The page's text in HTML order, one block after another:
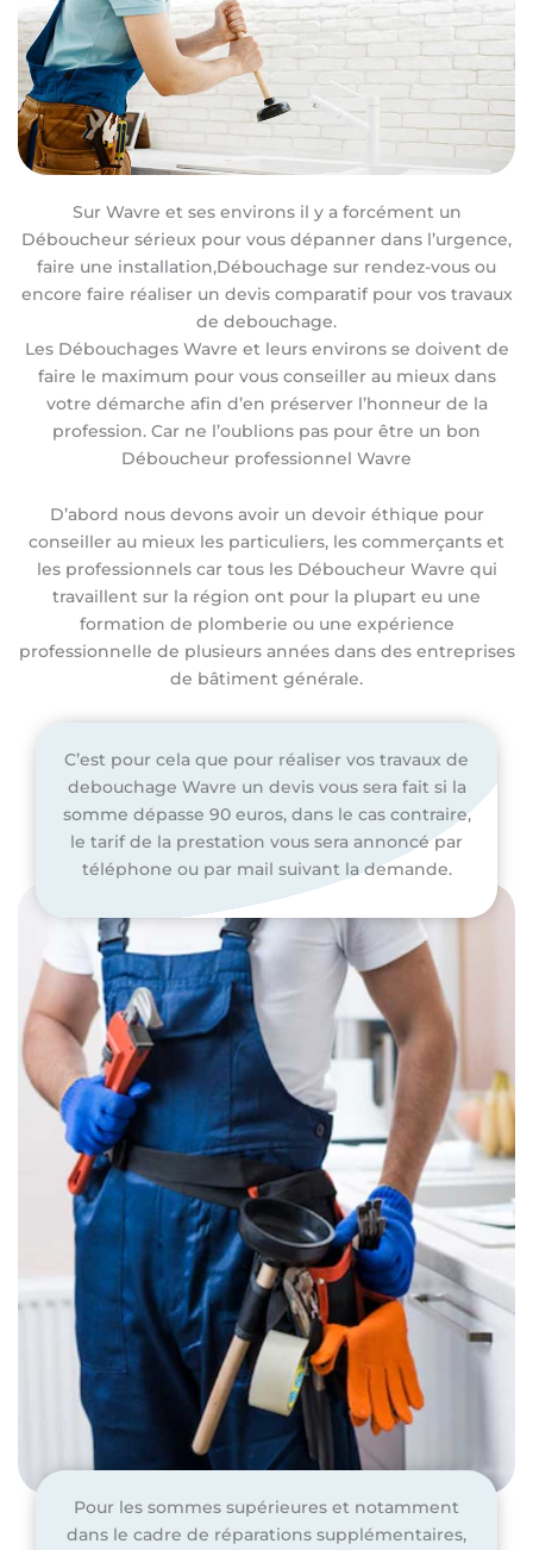
Sur Wavre et ses environs il y a forcément un
Déboucheur sérieux pour vous dépanner dans l’urgence,
faire une installation,Débouchage sur rendez-vous ou
encore faire réaliser un devis comparatif pour vos travaux
de debouchage.
Les Débouchages Wavre et leurs environs se doivent de
faire le maximum pour vous conseiller au mieux dans
votre démarche afin d’en préserver l’honneur de la
profession. Car ne l’oublions pas pour être un bon
Déboucheur professionnel Wavre
D’abord nous devons avoir un devoir éthique pour
conseiller au mieux les particuliers, les commerçants et
les professionnels car tous les Déboucheur Wavre qui
travaillent sur la région ont pour la plupart eu une
formation de plomberie ou une expérience
professionnelle de plusieurs années dans des entreprises
de bâtiment générale.
C’est pour cela que pour réaliser vos travaux de
debouchage Wavre un devis vous sera fait si la
somme dépasse 90 euros, dans le cas contraire,
le tarif de la prestation vous sera annoncé par
téléphone ou par mail suivant la demande.
Pour les sommes supérieures et notamment
dans le cadre de réparations supplémentaires,